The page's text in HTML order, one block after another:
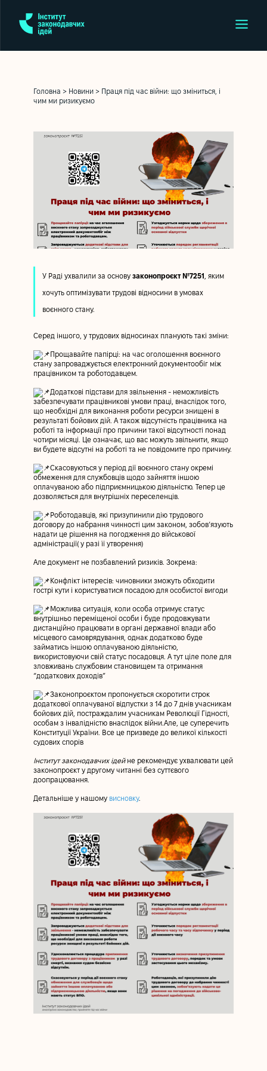
Головна > Новини >
Праця під час війни: що зміниться, і
чим ми ризикуємо
У Раді ухвалили за основу законопроєкт №7251 , яким
хочуть оптимізувати трудові відносини в умовах
воєнного стану.
Серед іншого, у трудових відносинах планують такі зміни:
Прощавайте папірці: на час оголошення воєнного
стану запроваджується електронний документообіг між
працівником та роботодавцем.
Додаткові підстави для звільнення - неможливість
забезпечувати працівникові умови праці, внаслідок того,
що необхідні для виконання роботи ресурси знищені в
результаті бойових дій. А також відсутність працівника на
роботі та інформації про причини такої відсутності понад
чотири місяці. Це означає, що вас можуть звільнити, якщо
ви будете відсутні на роботі та не повідомите про причину.
Скасовуються у період дії воєнного стану окремі
обмеження для службовців щодо зайняття іншою
оплачуваною або підприємницькою діяльністю. Тепер це
дозволяється для внутрішніх переселенців.
Роботодавців, які призупинили дію трудового
договору до набрання чинності цим законом, зобов’язують
надати це рішення на погодження до військової
адміністрації( у разі її утворення)
Але документ не позбавлений ризиків. Зокрема:
Конфлікт інтересів: чиновники зможуть обходити
гострі кути і користуватися посадою для особистої вигоди
Можлива ситуація, коли особа отримує статус
внутрішньо переміщеної особи і буде продовжувати
дистанційно працювати в органі державної влади або
місцевого самоврядування, однак додатково буде
займатись іншою оплачуваною діяльністю,
використовуючи свій статус посадовця. А тут ціле поле для
зловживань службовим становищем та отримання
“додаткових доходів”
Законопроєктом пропонується скоротити строк
додаткової оплачуваної відпустки з 14 до 7 днів учасникам
бойових дій, постраждалим учасникам Революції Гідності,
особам з інвалідністю внаслідок війни.Але, це суперечить
Конституції України. Все це призведе до великої кількості
судових спорів
Інститут законодавчих ідейне рекомендує ухвалювати цей
законопроєкт у другому читанні без суттєвого
доопрацювання.
Детальніше у нашому висновку.